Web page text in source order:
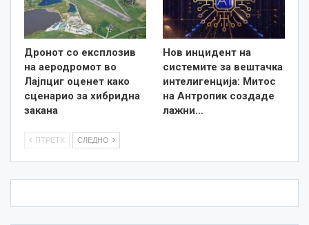
Дронот со експлозив
на аеродромот во
Лајпциг оценет како
сценарио за хибридна
закана
Нов инцидент на
системите за вештачка
интелигенција: Митос
на Антропик создаде
лажни…
ПТРЕТХ СЛЕДНО